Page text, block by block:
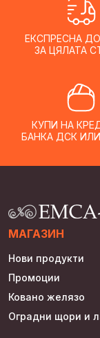
ЕКСПРЕСНА
ЗА ЦЯЛАТА
КУПИ НА
БАНКА ДСК
МАГАЗИН
Нови продукти
Промоции
Ковано желязо
Оградни щори и